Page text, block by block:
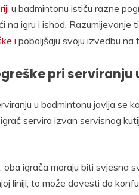
u badmintonu ističu razne
na igru i ishod. Razumijevanje
i poboljšaju svoju izvedbu na
pri serviranju
u badmintonu javlja se
servira izvan servisnog
oba igrača moraju biti svjesna
liniji, to može dovesti do